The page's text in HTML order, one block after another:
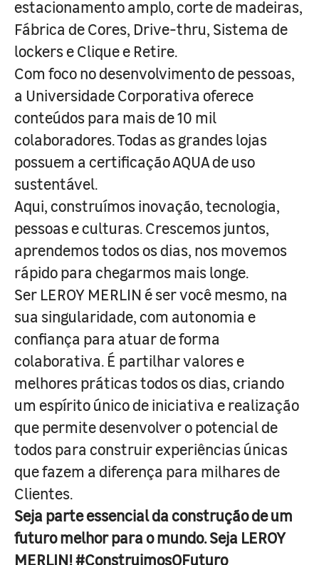
estacionamento amplo, corte de madeiras,
Fábrica de Cores, Drive-thru, Sistema de
lockers e Clique e Retire.
Com foco no desenvolvimento de pessoas,
a Universidade Corporativa oferece
conteúdos para mais de 10 mil
colaboradores. Todas as grandes lojas
possuem a certificação AQUA de uso
sustentável.
Aqui, construímos inovação, tecnologia,
pessoas e culturas. Crescemos juntos,
aprendemos todos os dias, nos movemos
rápido para chegarmos mais longe.
Ser LEROY MERLIN é ser você mesmo, na
sua singularidade, com autonomia e
confiança para atuar de forma
colaborativa. É partilhar valores e
melhores práticas todos os dias, criando
um espírito único de iniciativa e realização
que permite desenvolver o potencial de
todos para construir experiências únicas
que fazem a diferença para milhares de
Clientes.
Seja parte essencial da construção de um
futuro melhor para o mundo. Seja LEROY
MERLIN! #ConstruimosOFuturo